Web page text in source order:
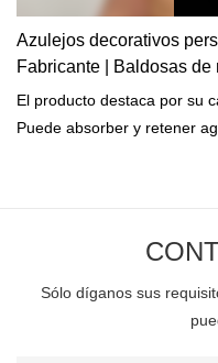
Azulejos decorativos
Fabricante | Baldosas de
El producto destaca por su
Puede absorber y retener
Sólo díganos sus